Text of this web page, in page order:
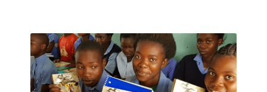
construindo igrejas e evangelizando as
pessoas para buscarem um caminho onde
possam encontrar conexão e orientação.